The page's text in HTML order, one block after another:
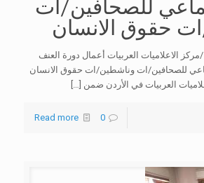
للصحافين/ات
حقوق الانسان
الاعلاميات العربيات أعمال دورة العنف
للصحافين/ات وناشطين/ات حقوق الانسان
العربيات في الأردن ضمن
0
Read more